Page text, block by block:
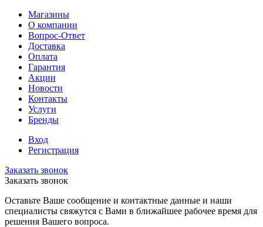
Магазины
О компании
Вопрос-Ответ
Доставка
Оплата
Гарантия
Акции
Новости
Контакты
Услуги
Бренды
Вход
Регистрация
Заказать звонок
Заказать звонок
Оставьте Ваше сообщение и контактные данные и наши
специалисты свяжутся с Вами в ближайшее рабочее время для
решения Вашего вопроса.